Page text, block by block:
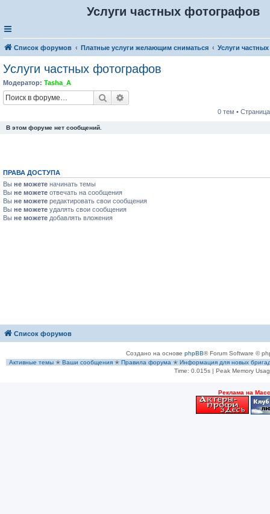
Услуги частных фотографов
Список форумов Платные услуги желающим сниматься Услуги
Услуги частных фотографов
Модератор: Tasha_A
Поиск
0 тем •
В этом форуме нет сообщений.
ПРАВА ДОСТУПА
Вы не можете начинать темы
Вы не можете отвечать на сообщения
Вы не можете редактировать свои сообщения
Вы не можете удалять свои сообщения
Вы не можете добавлять вложения
Список форумов
Создано на основе phpBB® Forum Software ©
Активные темы ✭ Ваши сообщения ✭ Правила форума ✭ Информация для новых
Time: 0.015s| Peak Memory
Рeклама на